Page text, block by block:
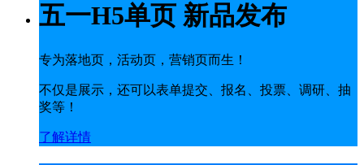
五一H5单页 新品发布
专为落地页，活动页，营销页而生！
不仅是展示，还可以表单提交、报名、投票、调研、抽
奖等！
了解详情